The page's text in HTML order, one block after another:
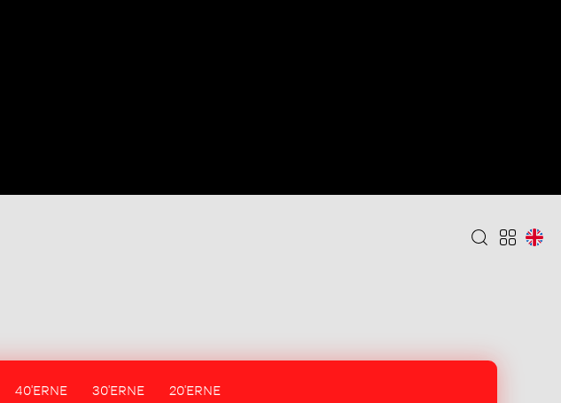
40'ERNE 30'ERNE
20'ERNE